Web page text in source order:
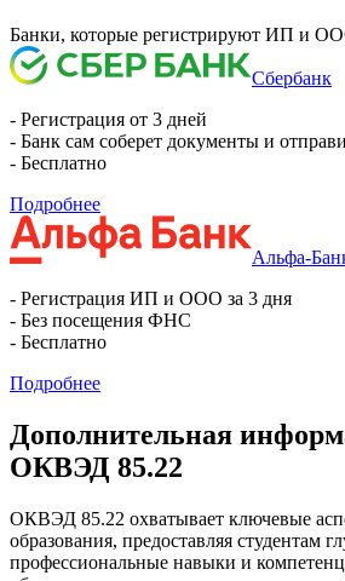
Банки, которые регистрируют ИП и
Сбербанк
- Регистрация от 3 дней
- Банк сам соберет документы и
- Бесплатно
Подробнее
Альфа-
- Регистрация ИП и ООО за 3 дня
- Без посещения ФНС
- Бесплатно
Подробнее
Дополнительная
ОКВЭД 85.22
ОКВЭД 85.22 охватывает ключевые
образования, предоставляя студентам
профессиональные навыки и